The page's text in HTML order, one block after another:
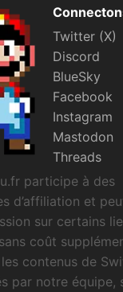
Twitter (X)
Discord
BlueSky
Facebook
Instagram
Mastodon
Threads
participe à des
d’affiliation et
sur certains
coût
les contenus de
par notre équipe,